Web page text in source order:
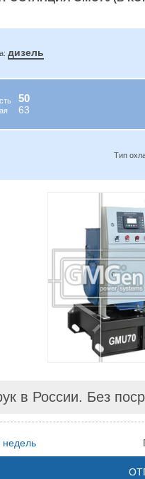
дизель
50
63
Тип
в России. Без
недель